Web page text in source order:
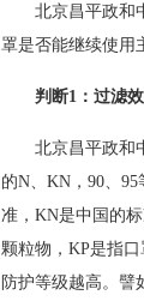
北京昌平政和中
罩是否能继续使用
判断1：过滤效
北京昌平政和中
的N、KN，90、
准，KN是中国的
颗粒物，KP是指
防护等级越高。譬